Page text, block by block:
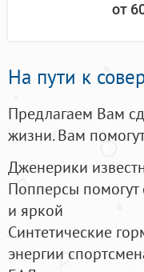
от
На пути к
Предлагаем Вам
жизни. Вам
Дженерики
Попперсы
и яркой
Синтетические
энергии